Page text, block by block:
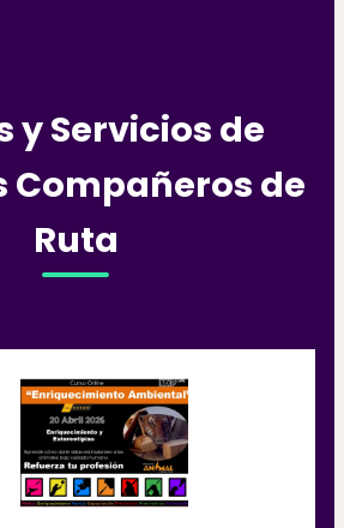
y Servicios de
Compañeros de
Ruta